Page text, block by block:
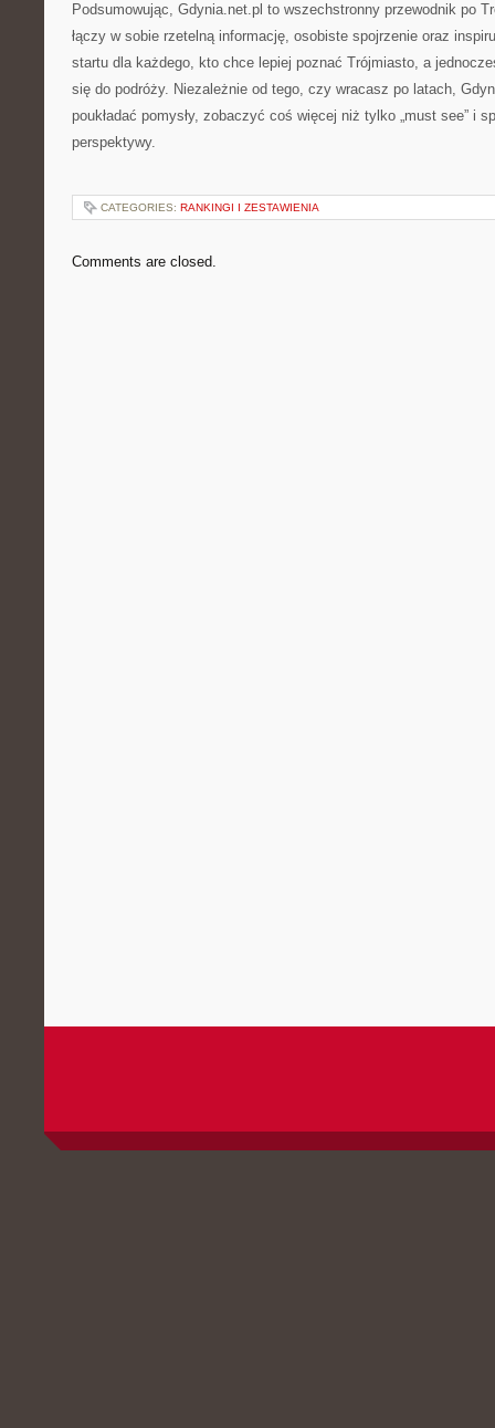
Podsumowując, Gdynia.net.pl to wszechstronny przewodnik po
łączy w sobie rzetelną informację, osobiste spojrzenie oraz
startu dla każdego, kto chce lepiej poznać Trójmiasto, a
się do podróży. Niezależnie od tego, czy wracasz po latach,
poukładać pomysły, zobaczyć coś więcej niż tylko „must see” i
perspektywy.
CATEGORIES: RANKINGI I ZESTAWIENIA
Comments are closed.